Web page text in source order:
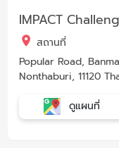
IMPACT
สถานที่
Popular Road,
Nonthaburi, 11120
ดูแผนที่